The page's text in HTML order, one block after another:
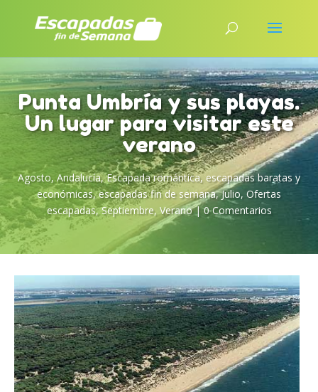
Punta Umbría y sus playas.
Un lugar para visitar este
verano
Agosto,Andalucía,Escapada romántica,escapadas baratas y
económicas,escapadas fin de semana,Julio, Ofertas
escapadas,Septiembre, Verano|0 Comentarios